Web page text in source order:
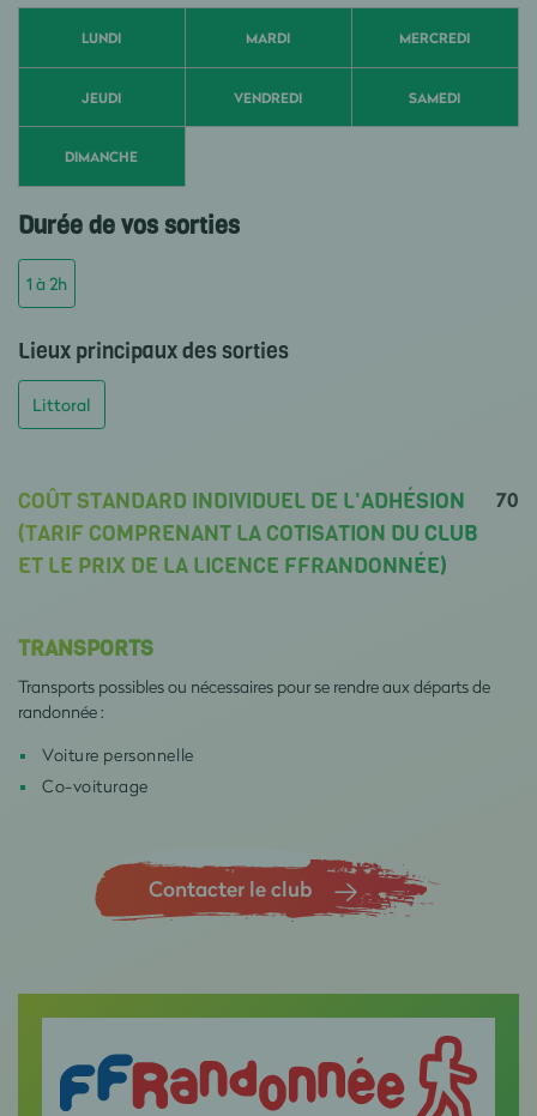
LUNDI MARDI MERCREDI
JEUDI VENDREDI SAMEDI
DIMANCHE
Durée de vos sorties
1 à 2h
Lieux principaux des sorties
Littoral
COÛT STANDARD INDIVIDUEL DE L'ADHÉSION
(TARIF COMPRENANT LA COTISATION DU CLUB
ET LE PRIX DE LA LICENCE FFRANDONNÉE)
70
TRANSPORTS
Transports possibles ou nécessaires pour se rendre aux départs de
randonnée :
Voiture personnelle
Co-voiturage
Contacter le club